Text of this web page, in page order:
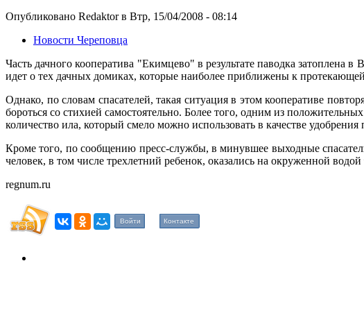
Опубликовано Redaktor в Втр, 15/04/2008 - 08:14
Новости Череповца
Часть дачного кооператива "Екимцево" в результате паводка
идет о тех дачных домиках, которые наиболее приближены к
Однако, по словам спасателей, такая ситуация в этом кооперативе
бороться со стихией самостоятельно. Более того, одним из
количество ила, который смело можно использовать в качестве удобрения
Кроме того, по сообщению пресс-службы, в минувшее выходные
человек, в том числе трехлетний ребенок, оказались на окруженной
regnum.ru
Войти Контакте